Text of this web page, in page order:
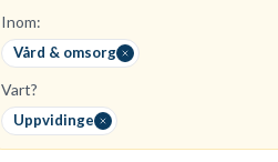
Inom:
Vård & omsorg
Vart?
Uppvidinge